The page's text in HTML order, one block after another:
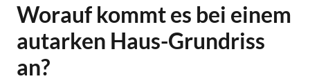
Worauf kommt es bei einem
autarken Haus-Grundriss
an?